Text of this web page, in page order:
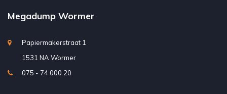
Megadump Wormer
Papiermakerstraat 1
1531 NA Wormer
075 - 74 000 20